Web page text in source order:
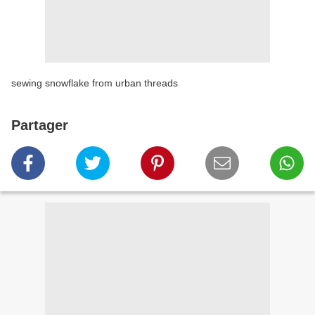
sewing snowflake from urban threads
Partager